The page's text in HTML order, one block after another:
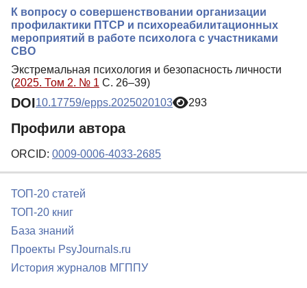
К вопросу о совершенствовании организации
профилактики ПТСР и психореабилитационных
мероприятий в работе психолога с участниками
СВО
Экстремальная психология и безопасность личности
(2025. Том 2. № 1 С. 26–39)
DOI10.17759/epps.2025020103 293
Профили автора
ORCID: 0009-0006-4033-2685
ТОП-20 статей
ТОП-20 книг
База знаний
Проекты PsyJournals.ru
История журналов МГППУ